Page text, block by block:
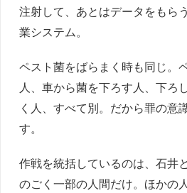
注射して、あとはデータをもら
業システム。
ペスト菌をばらまく時も同じ。
人、車から菌を下ろす人、下ろ
く人、すべて別。だから罪の意
す。
作戦を統括しているのは、石井
のごく一部の人間だけ。ほかの